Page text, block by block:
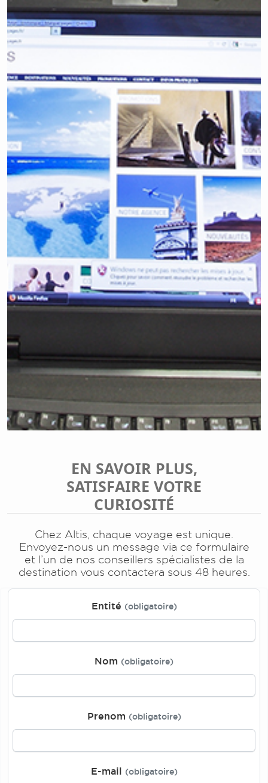
EN SAVOIR PLUS,
SATISFAIRE VOTRE
CURIOSITÉ
Chez Altis, chaque voyage est unique.
Envoyez-nous un message via ce formulaire
et l’un de nos conseillers spécialistes de la
destination vous contactera sous 48 heures.
Entité (obligatoire)
Nom (obligatoire)
Prenom (obligatoire)
E-mail (obligatoire)